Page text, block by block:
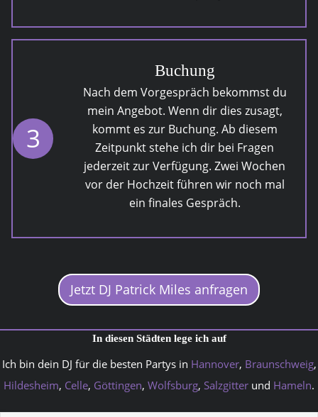
3
Buchung
Nach dem Vorgespräch bekommst du
mein Angebot. Wenn dir dies zusagt,
kommt es zur Buchung. Ab diesem
Zeitpunkt stehe ich dir bei Fragen
jederzeit zur Verfügung. Zwei Wochen
vor der Hochzeit führen wir noch mal
ein finales Gespräch.
Jetzt DJ Patrick Miles anfragen
In diesen Städten lege ich auf
Ich bin dein DJ für die besten Partys in Hannover, Braunschweig,
Hildesheim, Celle, Göttingen, Wolfsburg, Salzgitter und Hameln.